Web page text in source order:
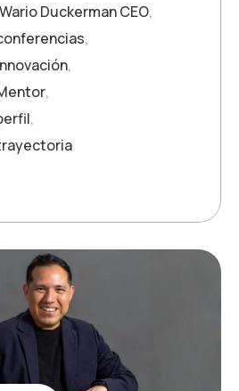
Wario Duckerman CEO,
,
,
,
,